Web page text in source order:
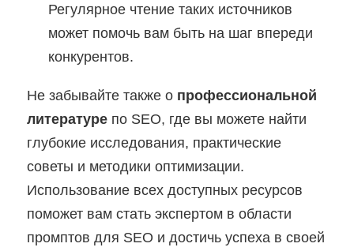
Регулярное чтение таких источников
может помочь вам быть на шаг впереди
конкурентов.
Не забывайте также о профессиональной
литературепо SEO, где вы можете найти
глубокие исследования, практические
советы и методики оптимизации.
Использование всех доступных ресурсов
поможет вам стать экспертом в области
промптов для SEO и достичь успеха в своей